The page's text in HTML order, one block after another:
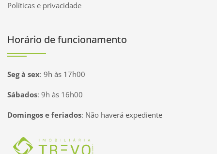
Políticas e privacidade
Horário de funcionamento
Seg à sex: 9h às 17h00
Sábados: 9h às 16h00
Domingos e feriados: Não haverá expediente
Página inicial